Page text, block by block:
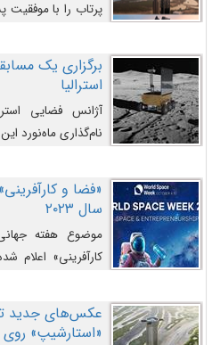
پرتاب را با
را وارد مسیر از
مکانیزم جدید با
برگزاری یک
استرالیا
آژانس فضایی
نام‌گذاری ماه‌نورد
«فضا و
سال ۲۰۲۳
کارآفرینی»
روزافزون
کارآفرینان این
عکس‌های جدید
«استارشیپ»